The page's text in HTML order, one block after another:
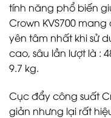
tính năng phổ biến
Crown KVS700
yên tâm nhất khi sử
cao, sâu lần lượt là :
9.7 kg.
Cục đẩy công suất
giản nhưng lại rất